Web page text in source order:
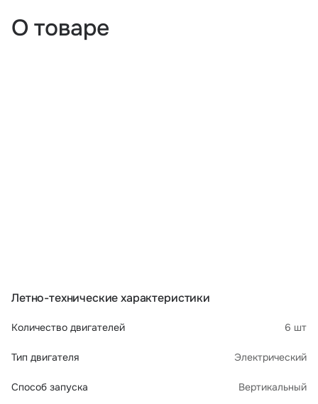
О товаре
Летно-технические характеристики
Количество двигателей 6 шт
Тип двигателя Электрический
Способ запуска Вертикальный